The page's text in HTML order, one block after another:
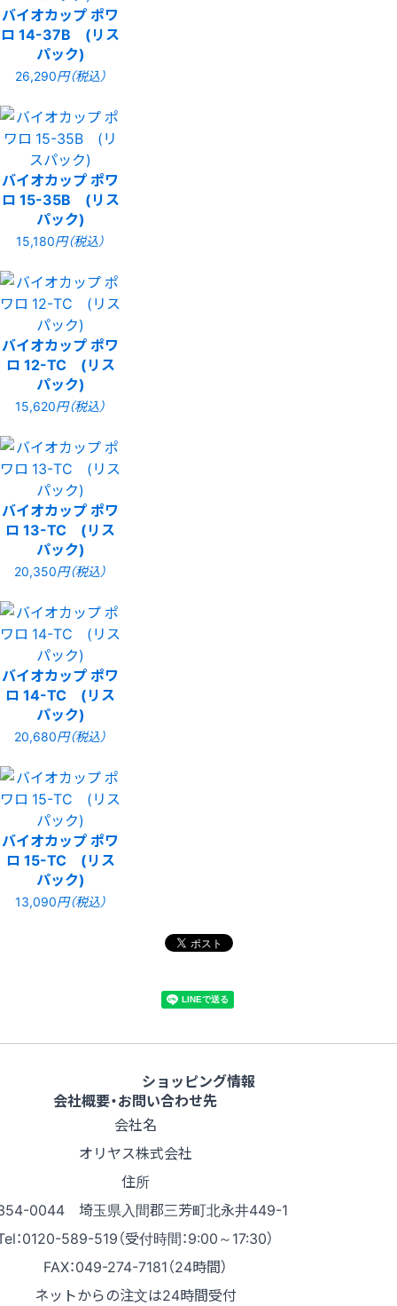
バイオカップ ポワ
ロ 14-37B (リス
パック)
26,290円（税込）
バイオカップ ポワ
ロ 15-35B (リス
パック)
15,180円（税込）
バイオカップ ポワ
ロ 12-TC (リス
パック)
15,620円（税込）
バイオカップ ポワ
ロ 13-TC (リス
パック)
20,350円（税込）
バイオカップ ポワ
ロ 14-TC (リス
パック)
20,680円（税込）
バイオカップ ポワ
ロ 15-TC (リス
パック)
13,090円（税込）
ショッピング情報
会社概要・お問い合わせ先
会社名
オリヤス株式会社
住所
0044 埼玉県入間郡三芳町北永井449-1
：0120-589-519（受付時間：9:00～17:30）
FAX：049-274-7181（24時間）
ネットからの注文は24時間受付